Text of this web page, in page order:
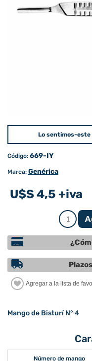
Lo sentimos-este
Código: 669-IY
Marca: Genérica
U$S 4,5 +iva
Mango de Bisturí N° 4
Número de mango